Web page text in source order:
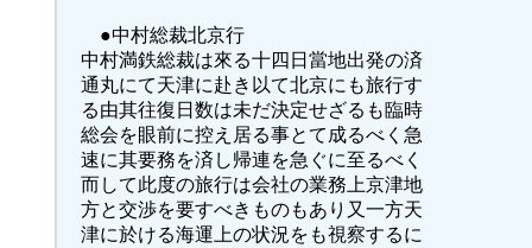
●中村総裁北京行
中村満鉄総裁は來る十四日當地出発の済
通丸にて天津に赴き以て北京にも旅行す
る由其往復日数は未だ決定せざるも臨時
総会を眼前に控え居る事とて成るべく急
速に其要務を済し帰連を急ぐに至るべく
而して此度の旅行は会社の業務上京津地
方と交渉を要すべきものもあり又一方天
津に於ける海運上の状況をも視察するに